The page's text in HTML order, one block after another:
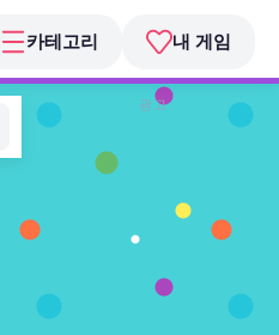
카테고리 내 게임
광고